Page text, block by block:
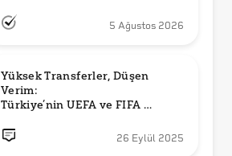
5 Ağustos 2026
Yüksek Transferler, Düşen
Verim:
Türkiye’nin UEFA ve FIFA
26 Eylül 2025